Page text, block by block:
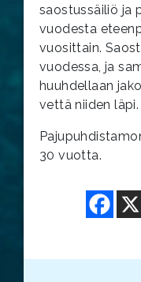
saostussäiliö ja
vuodesta
vuosittain.
vuodessa, ja
huuhdellaan
vettä niiden läpi.
30 vuotta.